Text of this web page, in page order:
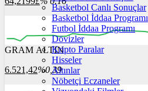
GRAM ALTIN
6.521,42%0,39
Basketbol Canlı Sonuçlar
Basketbol İddaa Programı
Futbol İddaa Programı
Dövizler
Kripto Paralar
Hisseler
Altınlar
Nöbetçi Eczaneler